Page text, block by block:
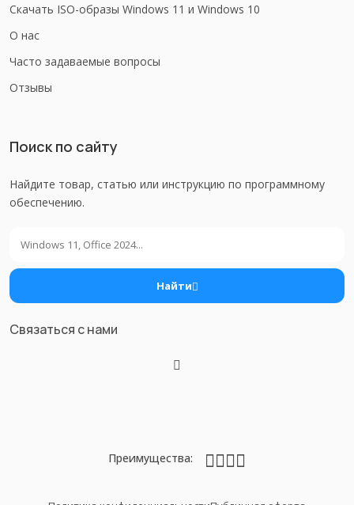
Скачать ISO-образы Windows 11 и Windows 10
О нас
Часто задаваемые вопросы
Отзывы
Поиск по сайту
Найдите товар, статью или инструкцию по программному
обеспечению.
Найти
Связаться с нами
Преимущества: